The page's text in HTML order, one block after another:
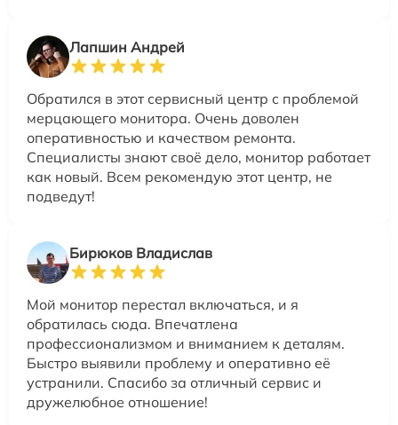
Лапшин Андрей
Обратился в этот сервисный центр с проблемой
мерцающего монитора. Очень доволен
оперативностью и качеством ремонта.
Специалисты знают своё дело, монитор работает
как новый. Всем рекомендую этот центр, не
подведут!
Бирюков Владислав
Мой монитор перестал включаться, и я
обратилась сюда. Впечатлена
профессионализмом и вниманием к деталям.
Быстро выявили проблему и оперативно её
устранили. Спасибо за отличный сервис и
дружелюбное отношение!